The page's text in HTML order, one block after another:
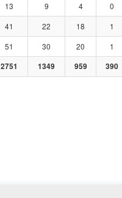
13 9 4 0
41 22 18 1
51 30 20 1
2751 1349 959 390